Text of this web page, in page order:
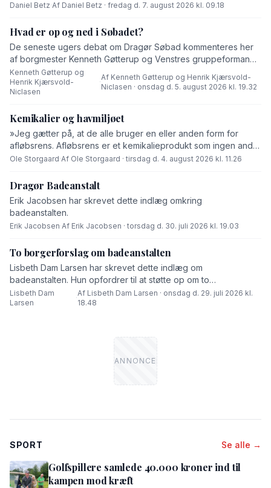
Daniel Betz·Af Daniel Betz · fredag d. 7. august 2026 kl. 09.18
Hvad er op og ned i Søbadet?
De seneste ugers debat om Dragør Søbad kommenteres her
af borgmester Kenneth Gøtterup og Venstres gruppeformand
Henrik Kjærsvold-Niclasen.
Kenneth Gøtterup og
Henrik Kjærsvold-
Niclasen
·
Af Kenneth Gøtterup og Henrik Kjærsvold-
Niclasen · onsdag d. 5. august 2026 kl. 19.32
Kemikalier og havmiljøet
»Jeg gætter på, at de alle bruger en eller anden form for
afløbsrens. Afløbsrens er et kemikalieprodukt som ingen andre
end fabrikanten ved hvad består af,« skriver Ole Storgaard i
Ole Storgaard·Af Ole Storgaard · tirsdag d. 4. august 2026 kl. 11.26
Dragør Badeanstalt
Erik Jacobsen har skrevet dette indlæg omkring
badeanstalten.
Erik Jacobsen·Af Erik Jacobsen · torsdag d. 30. juli 2026 kl. 19.03
To borgerforslag om badeanstalten
Lisbeth Dam Larsen har skrevet dette indlæg om
badeanstalten. Hun opfordrer til at støtte op om to
borgerforslag.
Lisbeth Dam
Larsen
·
Af Lisbeth Dam Larsen · onsdag d. 29. juli 2026 kl.
18.48
SPORT Se alle →
Golfspillere samlede 40.000 kroner ind til
kampen mod kræft